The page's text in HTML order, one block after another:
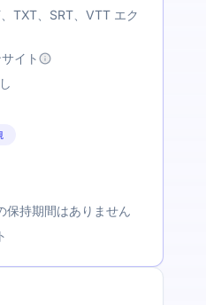
TXT、SRT、VTT エク
イト
保持期間はありません